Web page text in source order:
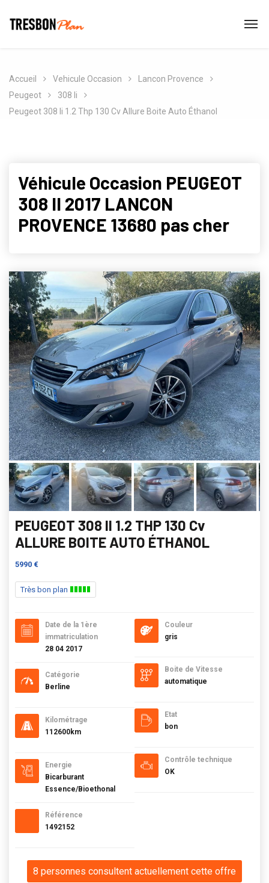
Accueil Vehicule Occasion
Lancon Provence
Peugeot
308 Ii
Peugeot 308 Ii 1.2 Thp 130 Cv Allure Boite Auto Éthanol
Véhicule Occasion PEUGEOT
308 II 2017 LANCON
PROVENCE 13680 pas cher
PEUGEOT 308 II 1.2 THP 130 Cv
ALLURE BOITE AUTO ÉTHANOL
5990 €
Très bon plan
Date de la 1ère
immatriculation
28 04 2017
Catégorie
Berline
Kilométrage
112600km
Energie
Bicarburant
Essence/Bioethonal
Référence
1492152
Couleur
gris
Boite de Vitesse
automatique
Etat
bon
Contrôle technique
OK
8 personnes consultent actuellement cette offre